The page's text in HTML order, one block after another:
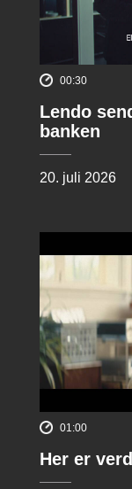
00:30
Lendo
banken
20. juli 2026
01:00
Her er